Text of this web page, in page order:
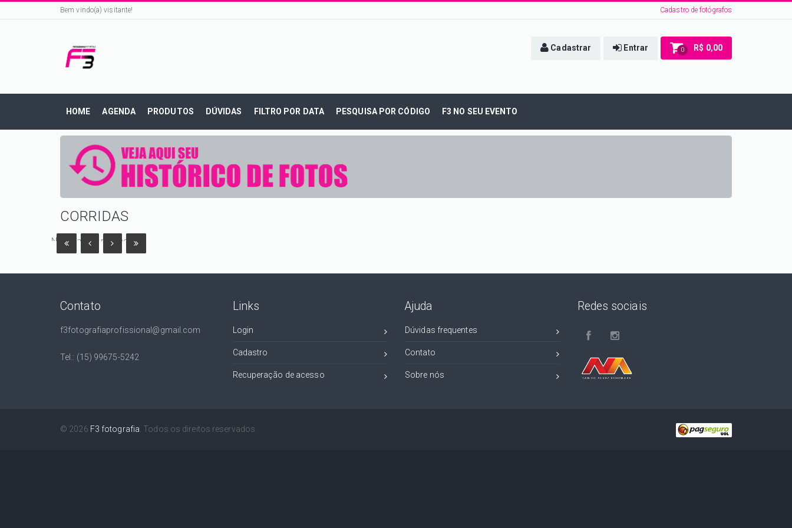
Bem vindo(a) visitante! Cadastro de fotógrafos
Cadastrar Entrar 0 R$ 0,00
HOME AGENDA PRODUTOS DÚVIDAS FILTRO POR DATA PESQUISA POR CÓDIGO F3 NO SEU EVENTO
CORRIDAS
No data was returned.
Contato
f3fotografiaprofissional@gmail.com
Tel.: (15) 99675-5242
Links
Login
Cadastro
Recuperação de acesso
Ajuda
Dúvidas frequentes
Contato
Sobre nós
Redes sociais
© 2026 F3 fotografia . Todos os direitos reservados.